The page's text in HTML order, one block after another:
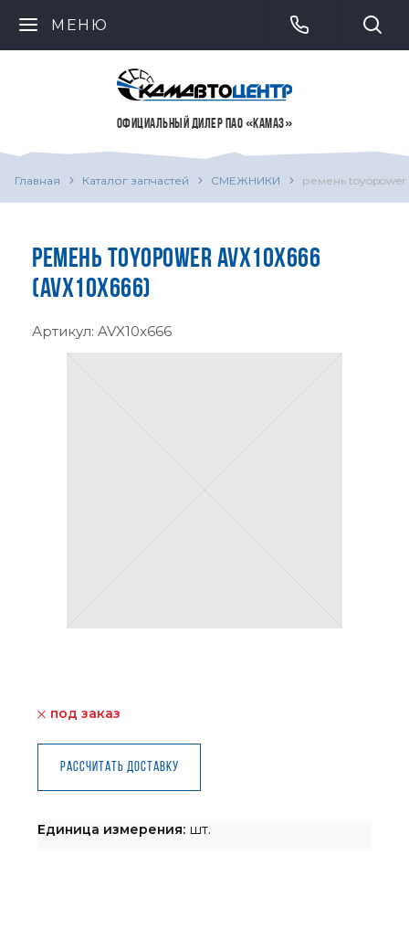
МЕНЮ
ОФИЦИАЛЬНЫЙ ДИЛЕР ПАО «КАМАЗ»
Главная Каталог запчастей СМЕЖНИКИ ремень toyopower
РЕМЕНЬ TOYOPOWER AVX10X666
(AVX10X666)
Артикул: AVX10x666
под заказ
Рассчитать доставку
Единица измерения: шт.